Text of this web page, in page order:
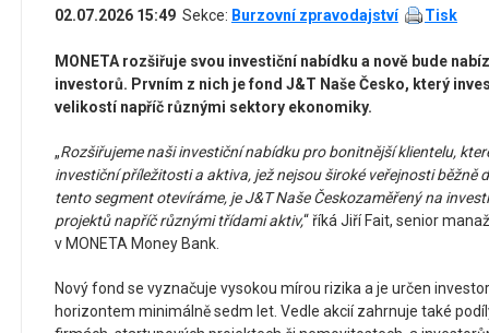
02.07.2026 15:49 Sekce: Burzovní zpravodajství Tisk
MONETA rozšiřuje svou investiční nabídku a nově bude
investorů. Prvním z nich je fond J&T Naše Česko, který
velikostí napříč různými sektory ekonomiky.
„Rozšiřujeme naši investiční nabídku pro bonitnější klientelu,
investiční příležitosti a aktiva, jež nejsou široké veřejnosti běžně
tento segment otevíráme, je J&T Naše Českozaměřený na
projektů napříč různými třídami aktiv,“ říká Jiří Fait, senior
v MONETA Money Bank.
Nový fond se vyznačuje vysokou mírou rizika a je určen
horizontem minimálně sedm let. Vedle akcií zahrnuje také